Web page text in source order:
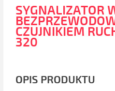
SYGNALIZATOR
CZUJNIKIEM
320
OPIS PRODUKTU